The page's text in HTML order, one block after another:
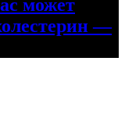
может
—